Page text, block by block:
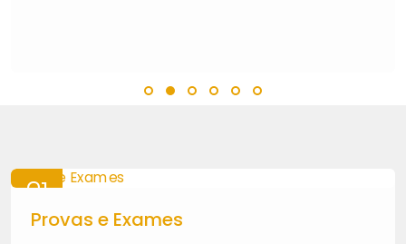
21
MAI
2026
Provas e Exames